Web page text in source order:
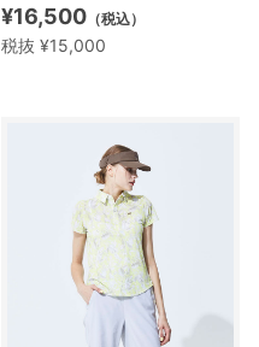
¥16,500 （税込）
税抜 ¥15,000